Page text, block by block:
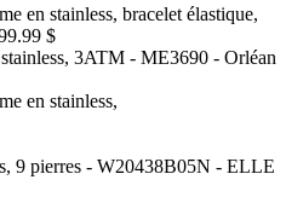
en stainless, bracelet élastique,
$
en stainless,